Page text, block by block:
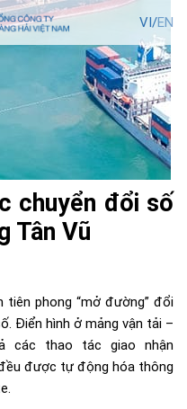
VI/EN
chuyển đổi số
Tân Vũ
phong “mở đường” đổi
Điển hình ở mảng vận tải –
các thao tác giao nhận
được tự động hóa thông